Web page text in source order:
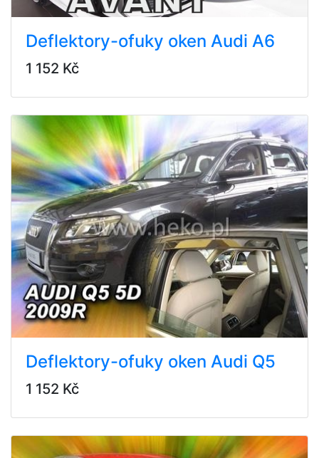
Deflektory-ofuky oken Audi A6
1 152 Kč
Deflektory-ofuky oken Audi Q5
1 152 Kč